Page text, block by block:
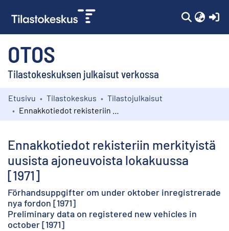
OTOS
Tilastokeskuksen julkaisut verkossa
Kokoelmat
Etusivu Tilastokeskus
Tilastojulkaisut
Ennakkotiedot rekisteriin merkityistä
uusista ajoneuvoista lokakuussa
[1971]
Förhandsuppgifter om under oktober inregistrerade
nya fordon [1971]
Preliminary data on registered new vehicles in
october [1971]